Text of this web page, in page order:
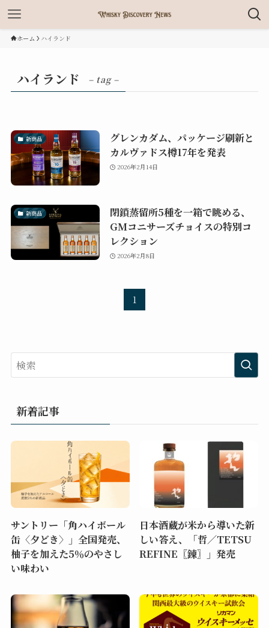
ホーム ハイランド
ハイランド – tag –
新商品
グレンカダム、パッケージ刷新と
カルヴァドス樽17年を発表
2026年2月14日
新商品
閉鎖蒸留所5種を一箱で眺める、
GMコニサーズチョイスの特別コ
レクション
2026年2月8日
1
新着記事
サントリー「角ハイボール
缶〈夕どき〉」全国発売、
柚子を加えた5％のやさし
い味わい
日本酒蔵が米から導いた新
しい答え、「哲／TETSU
REFINE〖錬〗」発売